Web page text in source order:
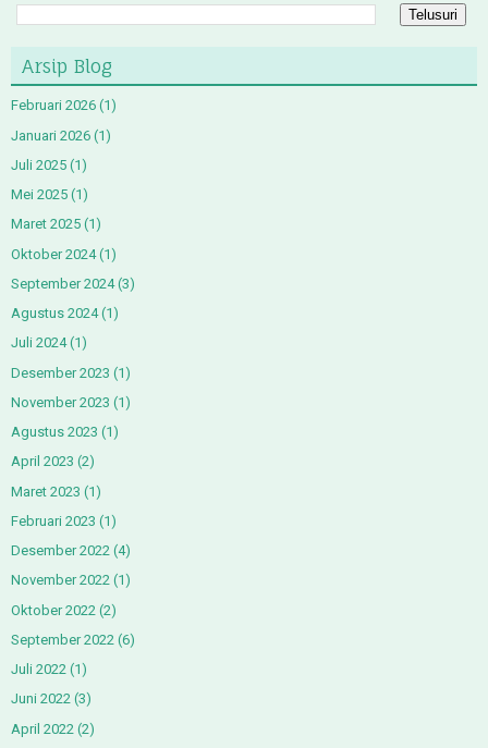
Arsip Blog
Februari 2026 (1)
Januari 2026 (1)
Juli 2025 (1)
Mei 2025 (1)
Maret 2025 (1)
Oktober 2024(1)
September 2024(3)
Agustus 2024(1)
Juli 2024(1)
Desember 2023 (1)
November 2023 (1)
Agustus 2023 (1)
April 2023 (2)
Maret 2023 (1)
Februari 2023 (1)
Desember 2022 (4)
November 2022 (1)
Oktober 2022 (2)
September 2022 (6)
Juli 2022 (1)
Juni 2022 (3)
April 2022 (2)